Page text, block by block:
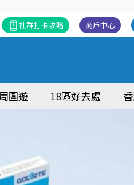
商戶中心
社群打卡攻略
圍遊 18區好去處